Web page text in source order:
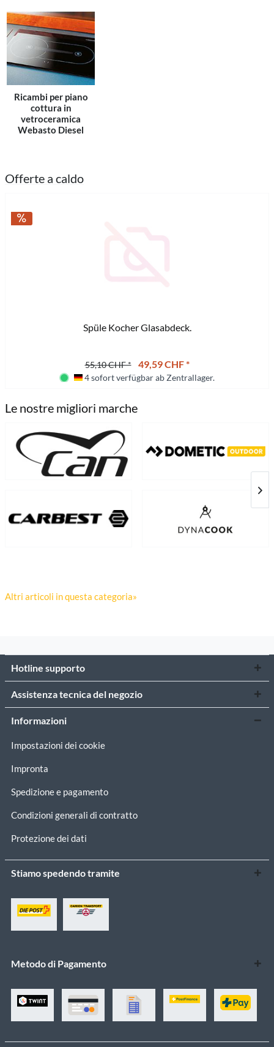
Ricambi per piano
cottura in
vetroceramica
Webasto Diesel
Offerte a caldo
Spüle Kocher Glasabdeck.
55,10 CHF * 49,59 CHF *
Deutschland
4 sofort verfügbar ab Zentrallager.
Le nostre migliori marche
Altri articoli in questa categoria»
Hotline supporto
Assistenza tecnica del negozio
Informazioni
Impostazioni dei cookie
Impronta
Spedizione e pagamento
Condizioni generali di contratto
Protezione dei dati
Stiamo spedendo tramite
Metodo di Pagamento